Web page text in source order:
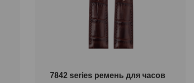
7842 series ремень для часов